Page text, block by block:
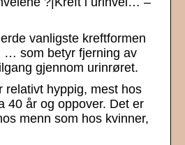
vanligste kreftformen
… som betyr fjerning av
gjennom urinrøret.
relativt hyppig, mest hos
40 år og oppover. Det er
menn som hos kvinner,